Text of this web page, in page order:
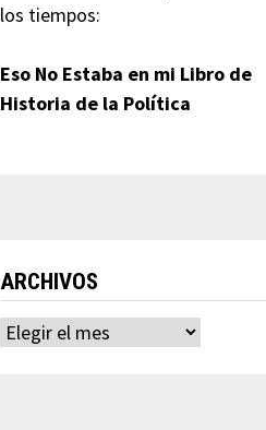
los tiempos:
Eso No Estaba en mi Libro de
Historia de la Política
ARCHIVOS
Archivos